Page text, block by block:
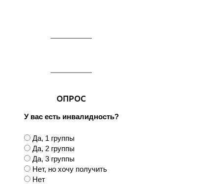
ОПРОС
У вас есть инвалидность?
В
а
р
и
а
Да, 1 группы
Да, 2 группы
Да, 3 группы
Нет, но хочу получить
Нет